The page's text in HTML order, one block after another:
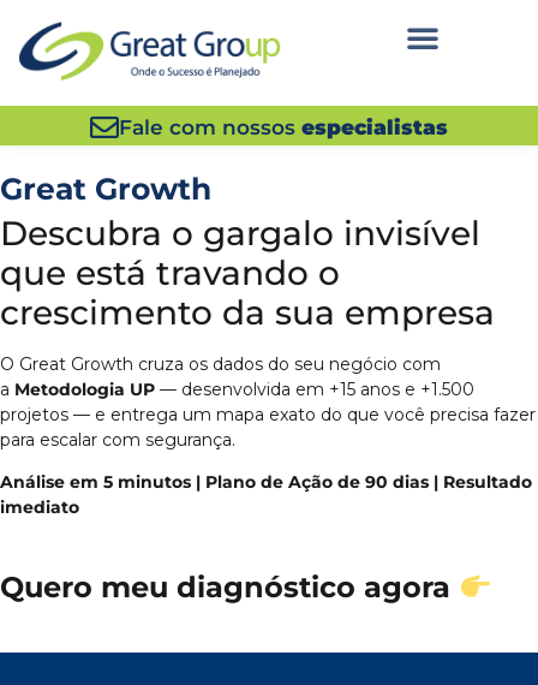
Fale com nossos especialistas
Great Growth
Descubra o gargalo invisível
que está travando o
crescimento da sua empresa
O Great Growth cruza os dados do seu negócio com
a Metodologia UP — desenvolvida em +15 anos e +1.500
projetos — e entrega um mapa exato do que você precisa fazer
para escalar com segurança.
Análise em 5 minutos | Plano de Ação de 90 dias | Resultado
imediato
Quero meu diagnóstico agora